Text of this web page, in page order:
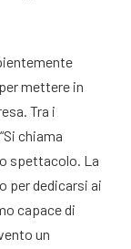
mettere in
Tra i
chiama
spettacolo. La
per dedicarsi ai
capace di
un